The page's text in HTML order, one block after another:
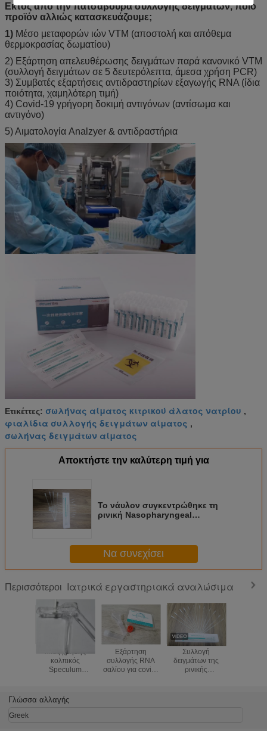
Εκτός από την πατσαβούρα συλλογής δειγμάτων, ποιο
προϊόν αλλιώς κατασκευάζουμε;
1) Μέσο μεταφορών ιών VTM (αποστολή και απόθεμα
θερμοκρασίας δωματίου)
2) Εξάρτηση απελευθέρωσης δειγμάτων παρά κανονικό VTM
(συλλογή δειγμάτων σε 5 δευτερόλεπτα, άμεσα χρήση PCR)
3) Συμβατές εξαρτήσεις αντιδραστηρίων εξαγωγής RNA (ίδια
ποιότητα, χαμηλότερη τιμή)
4) Covid-19 γρήγορη δοκιμή αντιγόνων (αντίσωμα και
αντιγόνο)
5) Αιματολογία Analzyer & αντιδραστήρια
Ετικέττες: σωλήνας αίματος κιτρικού άλατος νατρίου ,
φιαλίδια συλλογής δειγμάτων αίματος ,
σωλήνας δειγμάτων αίματος
Αποκτήστε την καλύτερη τιμή για
Το νάυλον συγκεντρώθηκε τη
ρινική Nasopharyngeal
Να συνεχίσει
Περισσότεροι Ιατρικά εργαστηριακά αναλώσιμα
Μίας χρήσης
κολπικός
Speculum
πολυστυρολίου S
Μ Λ
Εξάρτηση
συλλογής RNA
σαλίου για covid-
Συλλογή
δειγμάτων της
ρινικής
Γλώσσα αλλαγής
Greek